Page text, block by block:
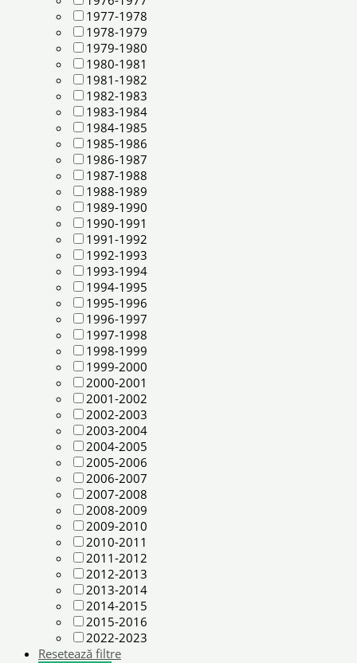
1977-1978
1978-1979
1979-1980
1980-1981
1981-1982
1982-1983
1983-1984
1984-1985
1985-1986
1986-1987
1987-1988
1988-1989
1989-1990
1990-1991
1991-1992
1992-1993
1993-1994
1994-1995
1995-1996
1996-1997
1997-1998
1998-1999
1999-2000
2000-2001
2001-2002
2002-2003
2003-2004
2004-2005
2005-2006
2006-2007
2007-2008
2008-2009
2009-2010
2010-2011
2011-2012
2012-2013
2013-2014
2014-2015
2015-2016
2022-2023
Resetează filtre